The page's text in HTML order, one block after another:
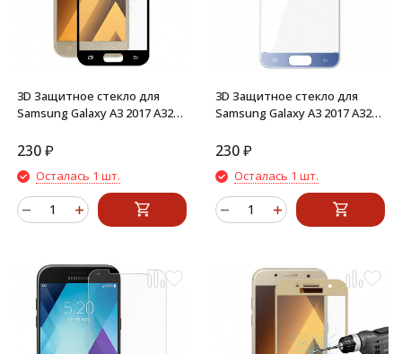
3D Защитное стекло для
Samsung Galaxy A3 2017 A320F
230₽
Осталась 1 шт.
3D Защитное стекло для
Samsung Galaxy A3 2017 A320F
230₽
Осталась 1 шт.